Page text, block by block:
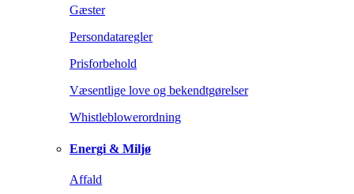
Gæster
Persondataregler
Prisforbehold
Væsentlige love og bekendtgørelser
Whistleblowerordning
Energi & Miljø
Affald